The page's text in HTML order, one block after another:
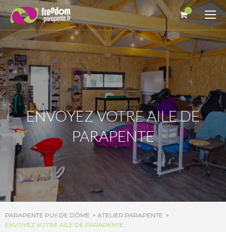
0
ENVOYEZ VOTRE AILE DE
PARAPENTE
PARAPENTE PUY DE DÔME
ATELIER PARAPENTE
ENVOYEZ VOTRE AILE DE PARAPENTE
Panneau de gestion des cookies